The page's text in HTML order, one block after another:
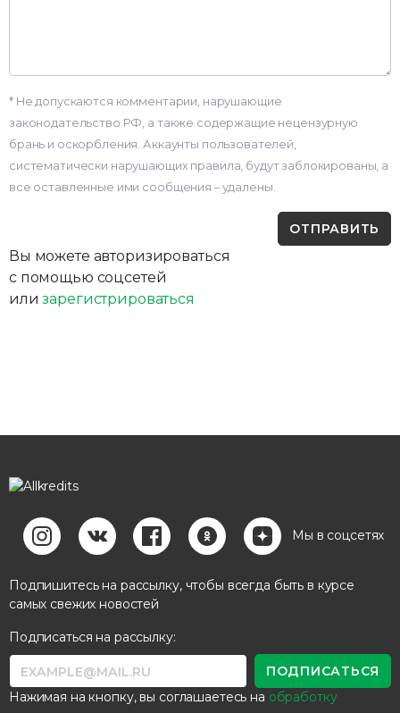
* Не допускаются комментарии, нарушающие
законодательство РФ, а также содержащие нецензурную
брань и оскорбления. Аккаунты пользователей,
систематически нарушающих правила, будут заблокированы, а
все оставленные ими сообщения – удалены.
Вы можете авторизироваться
с помощью соцсетей
илизарегистрироваться
Мы в соцсетях
Подпишитесь на рассылку, чтобы всегда быть в курсе
самых свежих новостей
Подписаться на рассылку:
Нажимая на кнопку, вы соглашаетесь на обработку